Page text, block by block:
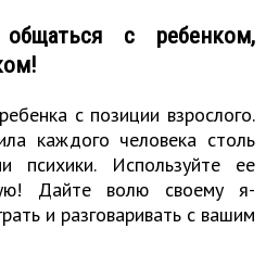
с ребенком,
с позиции взрослого.
каждого человека столь
психики. Используйте ее
Дайте волю своему я-
и разговаривать с вашим